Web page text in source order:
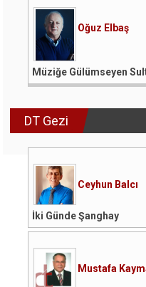
Oğuz Elbaş
Müziğe Gülümseyen
DT Gezi
Ceyhun Balcı
İki Günde Şanghay
Mustafa